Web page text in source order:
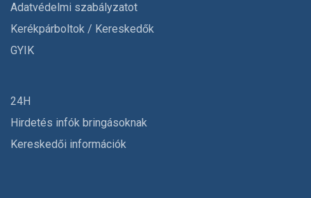
Adatvédelmi szabályzatot
Kerékpárboltok / Kereskedők
GYIK
24H
Hirdetés infók bringásoknak
Kereskedői információk